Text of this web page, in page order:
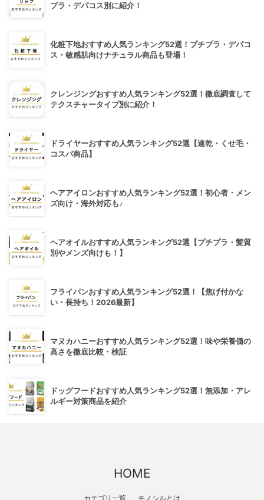
プラ・デパコス別に紹介！
化粧下地おすすめ人気ランキング52選！プチプラ・デパコ
ス・敏感肌向けナチュラル商品も登場！
クレンジングおすすめ人気ランキング52選！徹底調査して
テクスチャータイプ別に紹介！
ドライヤーおすすめ人気ランキング52選【速乾・くせ毛・
コスパ商品】
ヘアアイロンおすすめ人気ランキング52選！初心者・メン
ズ向け・海外対応も♪
ヘアオイルおすすめ人気ランキング52選【プチプラ・髪質
別やメンズ向けも！】
フライパンおすすめ人気ランキング52選！【焦げ付かな
い・長持ち！2026最新】
マヌカハニーおすすめ人気ランキング52選！味や栄養価の
高さを徹底比較・検証
ドッグフードおすすめ人気ランキング52選！無添加・アレ
ルギー対策商品を紹介
HOME
カテゴリ一覧 モノシルとは